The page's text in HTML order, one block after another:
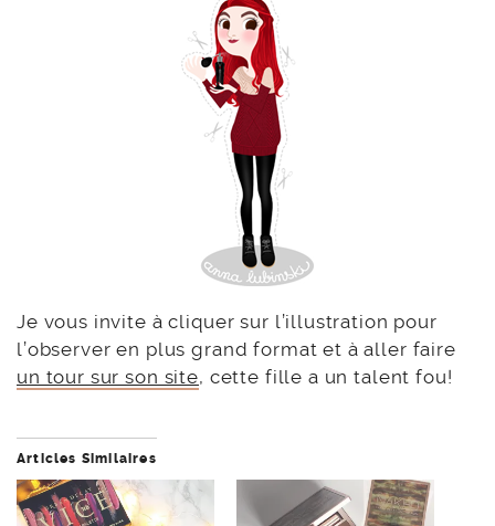
Je vous invite à cliquer sur l’illustration pour
l’observer en plus grand format et à aller faire
un tour sur son site, cette fille a un talent fou!
Articles Similaires